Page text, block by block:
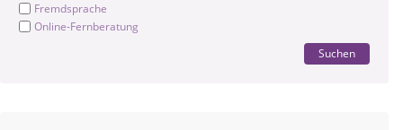
Fremdsprache
Online-Fernberatung
Suchen